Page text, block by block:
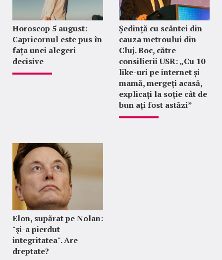
Horoscop 5 august:
Capricornul este pus în
fața unei alegeri
decisive
Ședință cu scântei din
cauza metroului din
Cluj. Boc, către
consilierii USR: „Cu 10
like-uri pe internet și
mamă, mergeți acasă,
explicați la soție cât de
bun ați fost astăzi”
Elon, supărat pe Nolan:
"şi-a pierdut
integritatea". Are
dreptate?